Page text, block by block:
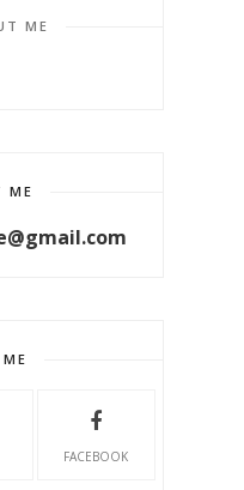
ME
ME
FACEBOOK